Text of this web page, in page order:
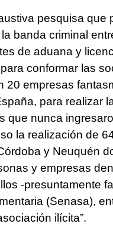
pesquisa que
banda criminal
de aduana y
conformar las
empresas
para realizar
nunca
la realización de
y Neuquén
y empresas
-presuntamente
(Senasa),
ilícita”.